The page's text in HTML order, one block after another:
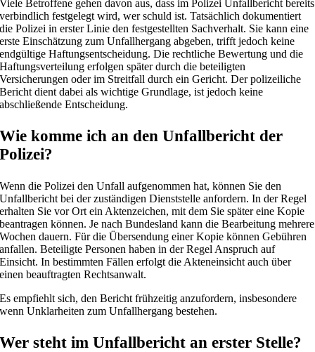
Viele Betroffene gehen davon aus, dass im Polizei Unfallbericht bereits
verbindlich festgelegt wird, wer schuld ist. Tatsächlich dokumentiert
die Polizei in erster Linie den festgestellten Sachverhalt. Sie kann eine
erste Einschätzung zum Unfallhergang abgeben, trifft jedoch keine
endgültige Haftungsentscheidung. Die rechtliche Bewertung und die
Haftungsverteilung erfolgen später durch die beteiligten
Versicherungen oder im Streitfall durch ein Gericht. Der polizeiliche
Bericht dient dabei als wichtige Grundlage, ist jedoch keine
abschließende Entscheidung.
Wie komme ich an den Unfallbericht der
Polizei?
Wenn die Polizei den Unfall aufgenommen hat, können Sie den
Unfallbericht bei der zuständigen Dienststelle anfordern. In der Regel
erhalten Sie vor Ort ein Aktenzeichen, mit dem Sie später eine Kopie
beantragen können. Je nach Bundesland kann die Bearbeitung mehrere
Wochen dauern. Für die Übersendung einer Kopie können Gebühren
anfallen. Beteiligte Personen haben in der Regel Anspruch auf
Einsicht. In bestimmten Fällen erfolgt die Akteneinsicht auch über
einen beauftragten Rechtsanwalt.
Es empfiehlt sich, den Bericht frühzeitig anzufordern, insbesondere
wenn Unklarheiten zum Unfallhergang bestehen.
Wer steht im Unfallbericht an erster Stelle?